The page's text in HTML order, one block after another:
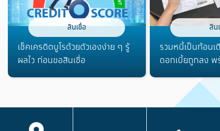
สินเชื่อ
เช็คเครดิตบูโรด้วยตัวเองง่าย ๆ รู้
ผลไว ก่อนขอสินเชื่อ
สิน
รวมหนี้เป็นก้อนเ
ดอกเบี้ยถูกลง พ